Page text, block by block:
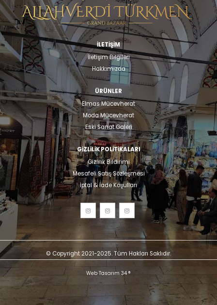
İLETİŞİM
İletişim Bilgileri
Hakkımızda
ÜRÜNLER
Elmas Mücevherat
Moda Mücevherat
Eski Sanat Galeri
GIZLILIK POLITIKALARI
Gizlilik Bildirimi
Mesafeli Satış Sözleşmesi
İptal & İade Koşulları
© Copyright 2021-2025. Tüm Hakları Saklıdır.
Web Tasarım 34 ®